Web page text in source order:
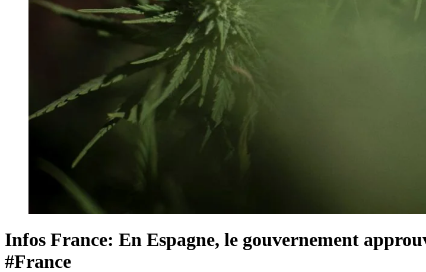
Infos France: En Espagne, le gouvernement
#France